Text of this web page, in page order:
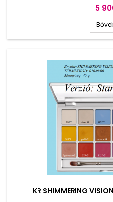
Ár
5
KR SHIMMERING